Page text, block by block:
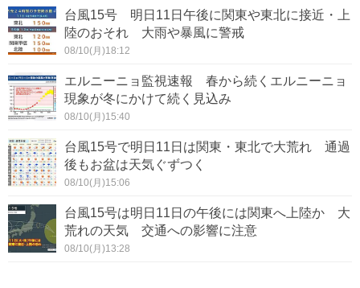
台風15号 明日11日午後に関東や東北に接近・上
陸のおそれ 大雨や暴風に警戒
08/10(月)18:12
エルニーニョ監視速報 春から続くエルニーニョ
現象が冬にかけて続く見込み
08/10(月)15:40
台風15号で明日11日は関東・東北で大荒れ 通過
後もお盆は天気ぐずつく
08/10(月)15:06
台風15号は明日11日の午後には関東へ上陸か 大
荒れの天気 交通への影響に注意
08/10(月)13:28